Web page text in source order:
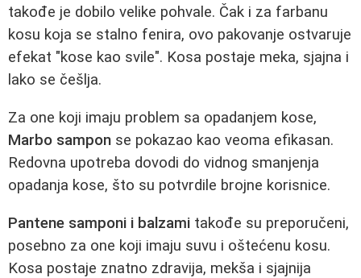
takođe je dobilo velike pohvale. Čak i za farbanu
kosu koja se stalno fenira, ovo pakovanje ostvaruje
efekat "kose kao svile". Kosa postaje meka, sjajna i
lako se češlja.
Za one koji imaju problem sa opadanjem kose,
Marbo sampon se pokazao kao veoma efikasan.
Redovna upotreba dovodi do vidnog smanjenja
opadanja kose, što su potvrdile brojne korisnice.
Pantene samponi i balzami takođe su preporučeni,
posebno za one koji imaju suvu i oštećenu kosu.
Kosa postaje znatno zdravija, mekša i sjajnija